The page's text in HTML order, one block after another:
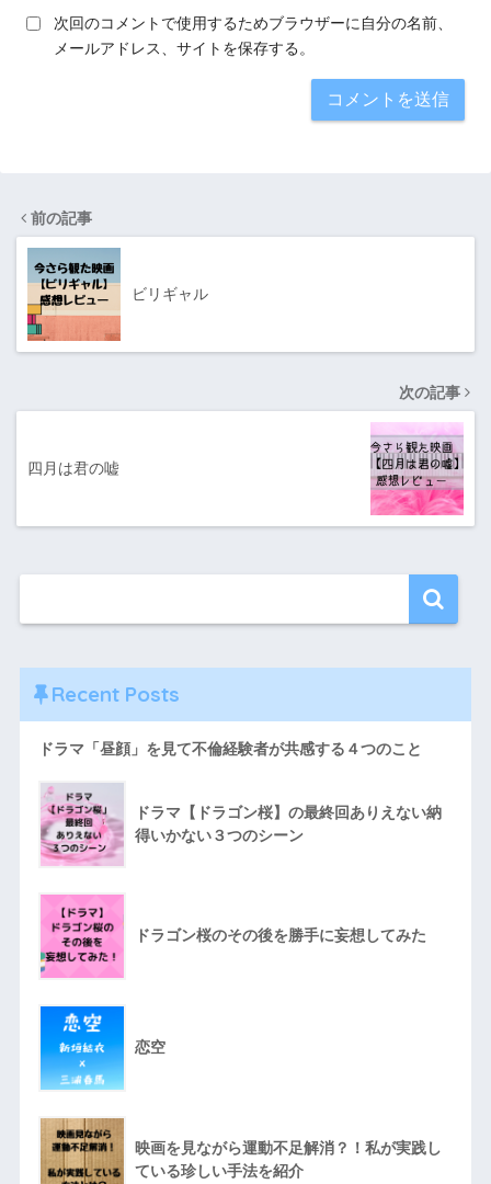
次回のコメントで使用するためブラウザーに自分の名前、
メールアドレス、サイトを保存する。
前の記事
ビリギャル
次の記事
四月は君の嘘
Recent Posts
ドラマ「昼顔」を見て不倫経験者が共感する４つのこと
ドラマ【ドラゴン桜】の最終回ありえない納
得いかない３つのシーン
ドラゴン桜のその後を勝手に妄想してみた
恋空
映画を見ながら運動不足解消？！私が実践し
ている珍しい手法を紹介